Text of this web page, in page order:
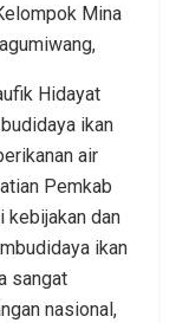
Mina
Hidayat
ikan
air
Pemkab
kebijakan dan
ikan
sangat
nasional,